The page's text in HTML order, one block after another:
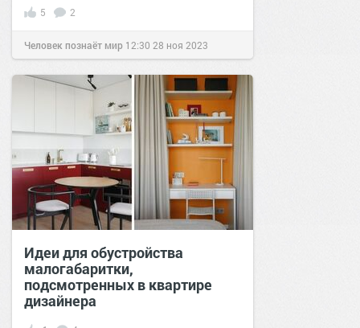
5 2
Человек познаёт мир 12:30 28 ноя 2023
Идеи для обустройства
малогабаритки,
подсмотренных в квартире
дизайнера